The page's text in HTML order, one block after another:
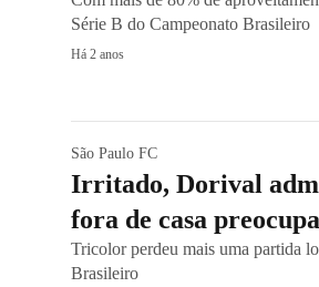
Série B do Campeonato Brasileiro
Há 2 anos
São Paulo FC
Irritado, Dorival
fora de casa preocupa
Tricolor perdeu mais uma partida
Brasileiro